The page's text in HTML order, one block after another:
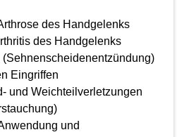
des Handgelenks
des Handgelenks
(Sehnenscheidenentzündung)
Eingriffen
und Weichteilverletzungen
und